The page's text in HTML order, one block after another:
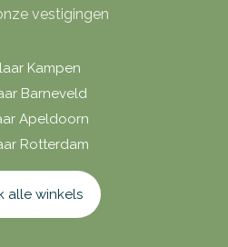
vestigingen
Kampen
Barneveld
Apeldoorn
Rotterdam
alle winkels